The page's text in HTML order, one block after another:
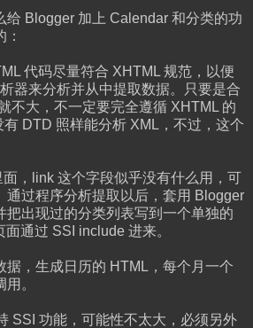
给 Blogger 加上 Calendar 和分类的功
代码尽量符合 XHTML 规范，以便
器来分析并从中提取数据。只要是合
不大，不一定要完全遵循 XHTML 的
有 DTD 照样能分析 XML，不过，这个
，link 这个字段似乎没有什么用，可
通过程序分析提取以后，套用 Blogger
把出现过的分类列表写到一个单独的
通过 SSI include 进来。
据，生成日历的 HTML，每个月一个
。
SSI 功能，可能性不太大，必须另外